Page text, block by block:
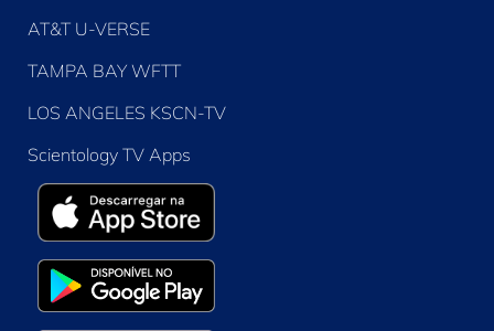
AT&T U-VERSE
TAMPA BAY WFTT
LOS ANGELES KSCN-TV
Scientology TV Apps